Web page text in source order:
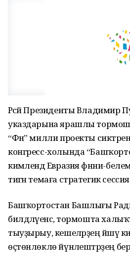
Рәсәй Президенты Владимир
указдарына ярашлы
“Фән” милли проекты
конгресс-холында
кимәлендә Евразия фәнни-
тигән темаға стратегик
Башҡортостан Башлығы
билдәләүенсә, тормошта
тыуҙырыу, кешеләрҙең йәшәү
өҫтөнлөклө йүнәлештәрҙең